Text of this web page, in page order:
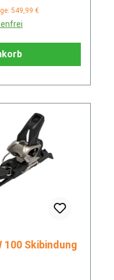
549,99 €
100 Skibindung